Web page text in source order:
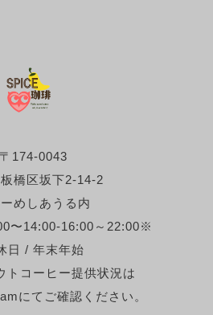
〒174-0043
橋区坂下2-14-2
めしあうる内
〜14:00-16:00～22:00※
日 / 年末年始
トコーヒー提供状況は
にてご確認ください。